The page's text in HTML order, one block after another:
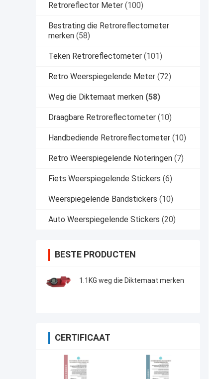
Retroreflector Meter (100)
Bestrating die Retroreflectometer
merken (58)
Teken Retroreflectometer (101)
Retro Weerspiegelende Meter (72)
Weg die Diktemaat merken (58)
Draagbare Retroreflectometer (10)
Handbediende Retroreflectometer (10)
Retro Weerspiegelende Noteringen (7)
Fiets Weerspiegelende Stickers (6)
Weerspiegelende Bandstickers (10)
Auto Weerspiegelende Stickers (20)
BESTE PRODUCTEN
1.1KG weg die Diktemaat merken
CERTIFICAAT